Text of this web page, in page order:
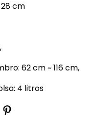
cm
62 cm ~ 116 cm,
4 litros